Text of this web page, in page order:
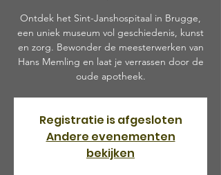
Ontdek het Sint-Janshospitaal in Brugge,
een uniek museum vol geschiedenis, kunst
en zorg. Bewonder de meesterwerken van
Hans Memling en laat je verrassen door de
oude apotheek.
Registratie is afgesloten
Andere evenementen
bekijken